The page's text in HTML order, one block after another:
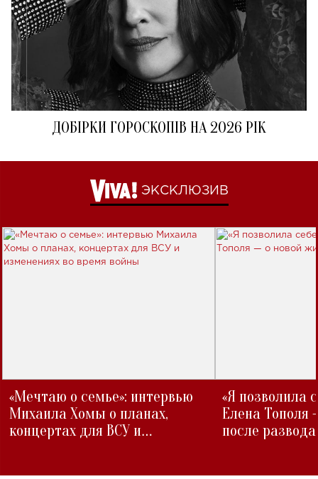
ДОБІРКИ ГОРОСКОПІВ НА 2026 РІК
ЭКСКЛЮЗИВ
«Мечтаю о семье»: интервью
Михаила Хомы о планах,
концертах для ВСУ и
«Я позволила
Елена Тополя
после развода